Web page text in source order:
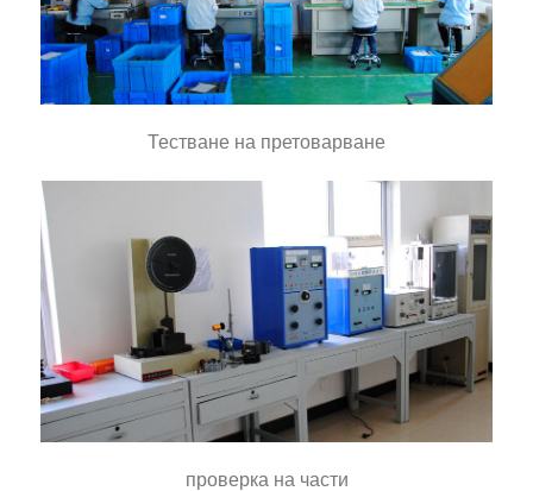
Тестване на претоварване
проверка на части